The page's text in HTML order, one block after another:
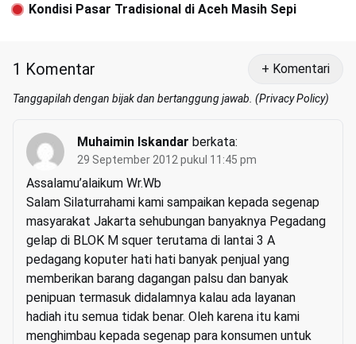
Kondisi Pasar Tradisional di Aceh Masih Sepi
1 Komentar + Komentari
Tanggapilah dengan bijak dan bertanggung jawab. (Privacy Policy)
Muhaimin Iskandar berkata:
29 September 2012 pukul 11:45 pm
Assalamu’alaikum Wr.Wb
Salam Silaturrahami kami sampaikan kepada segenap
masyarakat Jakarta sehubungan banyaknya Pegadang
gelap di BLOK M squer terutama di lantai 3 A
pedagang koputer hati hati banyak penjual yang
memberikan barang dagangan palsu dan banyak
penipuan termasuk didalamnya kalau ada layanan
hadiah itu semua tidak benar. Oleh karena itu kami
menghimbau kepada segenap para konsumen untuk